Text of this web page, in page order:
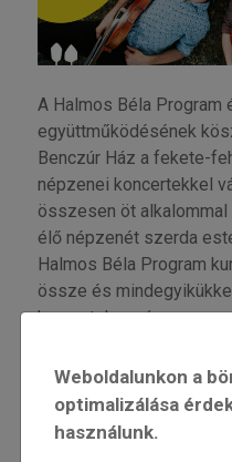
A Halmos Béla Program
együttműködésének
Benczúr Ház a fekete-
népzenei koncertekkel
összesen öt
élő népzenét szerda
Halmos Béla Program
össze és
koncertek során.
PROGRAM
június 12. 19:30
Virágvölgyi Márta
Weboldalunkon a
optimalizálása
használunk.